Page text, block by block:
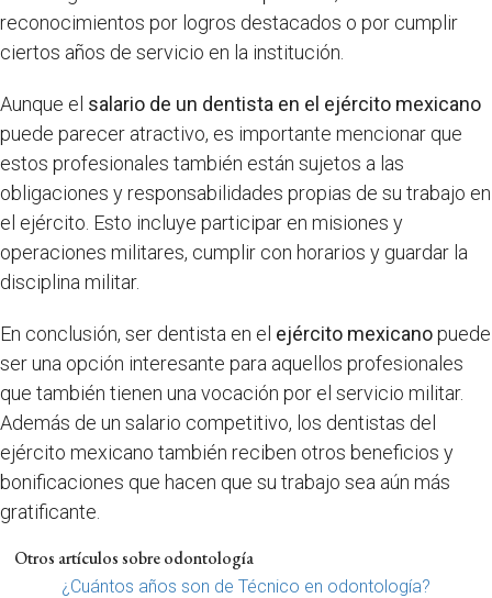
reconocimientos por logros destacados o por cumplir
ciertos años de servicio en la institución.
Aunque el salario de un dentista en el ejército mexicano
puede parecer atractivo, es importante mencionar que
estos profesionales también están sujetos a las
obligaciones y responsabilidades propias de su trabajo en
el ejército. Esto incluye participar en misiones y
operaciones militares, cumplir con horarios y guardar la
disciplina militar.
En conclusión, ser dentista en el ejército mexicanopuede
ser una opción interesante para aquellos profesionales
que también tienen una vocación por el servicio militar.
Además de un salario competitivo, los dentistas del
ejército mexicano también reciben otros beneficios y
bonificaciones que hacen que su trabajo sea aún más
gratificante.
Otros artículos sobre odontología
¿Cuántos años son de Técnico en odontología?